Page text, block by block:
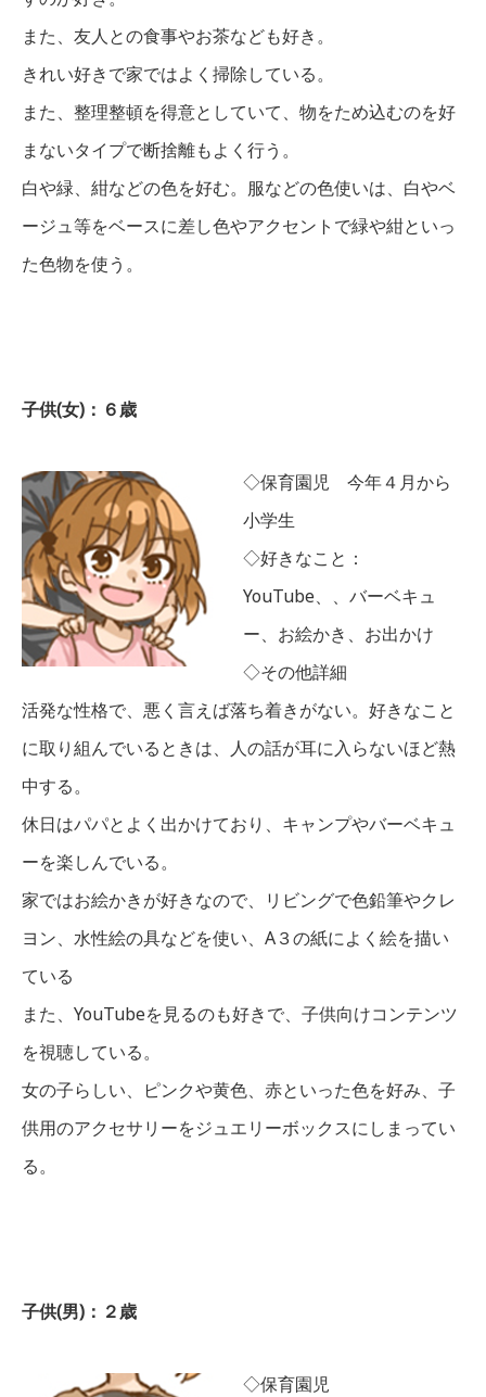
また、友人との食事やお茶なども好き。
きれい好きで家ではよく掃除している。
また、整理整頓を得意としていて、物をため込むのを好
まないタイプで断捨離もよく行う。
白や緑、紺などの色を好む。服などの色使いは、白やベ
ージュ等をベースに差し色やアクセントで緑や紺といっ
た色物を使う。
子供(女)：６歳
◇保育園児 今年４月から
小学生
◇好きなこと：
YouTube、、バーベキュ
ー、お絵かき、お出かけ
◇その他詳細
活発な性格で、悪く言えば落ち着きがない。好きなこと
に取り組んでいるときは、人の話が耳に入らないほど熱
中する。
休日はパパとよく出かけており、キャンプやバーベキュ
ーを楽しんでいる。
家ではお絵かきが好きなので、リビングで色鉛筆やクレ
ヨン、水性絵の具などを使い、A３の紙によく絵を描い
ている
また、YouTubeを見るのも好きで、子供向けコンテンツ
を視聴している。
女の子らしい、ピンクや黄色、赤といった色を好み、子
供用のアクセサリーをジュエリーボックスにしまってい
る。
子供(男)：２歳
◇保育園児